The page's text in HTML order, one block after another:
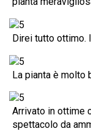
Direi tutto ottimo.
La pianta è molto
Arrivato in ottime
spettacolo da